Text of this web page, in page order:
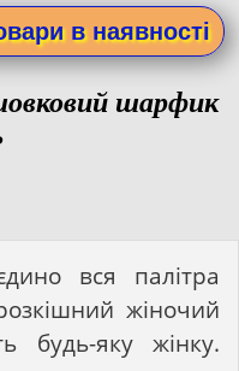
в наявності
шарфик
вся палітра
жіночий
будь-яку жінку.